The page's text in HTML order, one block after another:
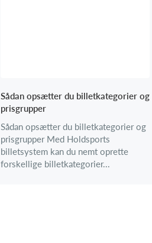
Sådan opsætter du billetkategorier og
prisgrupper
Sådan opsætter du billetkategorier og
prisgrupper Med Holdsports
billetsystem kan du nemt oprette
forskellige billetkategorier...